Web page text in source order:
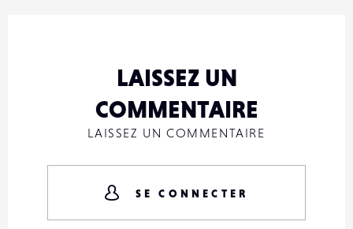
LAISSEZ UN
COMMENTAIRE
LAISSEZ UN COMMENTAIRE
SE CONNECTER